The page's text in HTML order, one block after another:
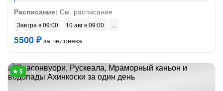
Расписание: См. расписание
Завтра в 09:00 10 авг в 09:00
5500 ₽за человека
161 отзыв